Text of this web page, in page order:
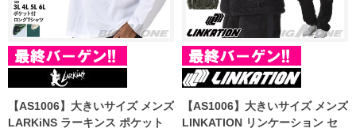
【AS1006】大きいサイズ メンズ
LARKiNS ラーキンス ポケット
【AS1006】大きいサイズ メンズ
LINKATION リンケーション セ